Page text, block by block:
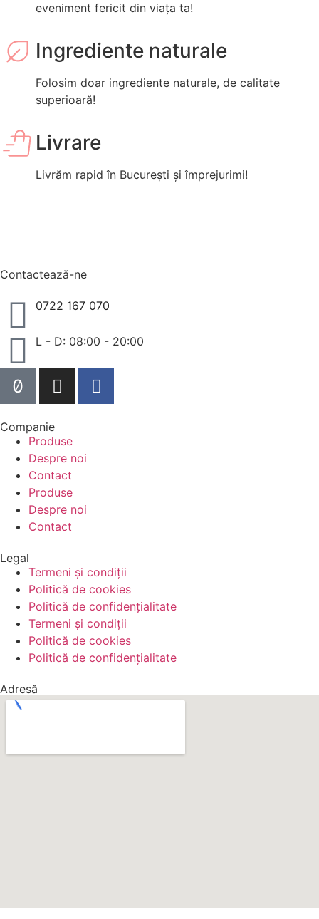
eveniment fericit din viața ta!
Ingrediente naturale
Folosim doar ingrediente naturale, de calitate
superioară!
Livrare
Livrăm rapid în București și împrejurimi!
Contactează-ne
0722 167 070
L - D: 08:00 - 20:00
Companie
Produse
Despre noi
Contact
Produse
Despre noi
Contact
Legal
Termeni și condiții
Politică de cookies
Politică de confidențialitate
Termeni și condiții
Politică de cookies
Politică de confidențialitate
Adresă